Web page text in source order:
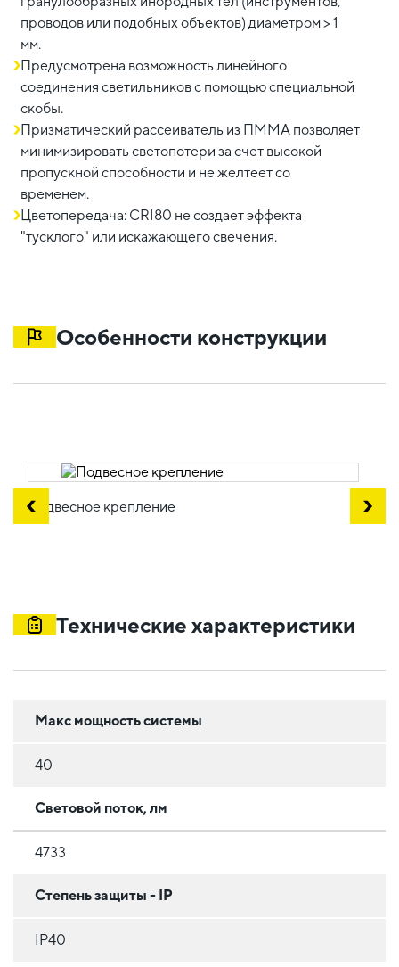
проводов или подобных объектов) диаметром > 1
мм.
Предусмотрена возможность линейного
соединения светильников с помощью специальной
скобы.
Призматический рассеиватель из ПММА позволяет
минимизировать светопотери за счет высокой
пропускной способности и не желтеет со
временем.
Цветопередача: CRI80 не создает эффекта
"тусклого" или искажающего свечения.
Особенности конструкции
Подвесное крепление
Технические характеристики
Макс мощность системы
40
Световой поток, лм
4733
Степень защиты - IP
IP40